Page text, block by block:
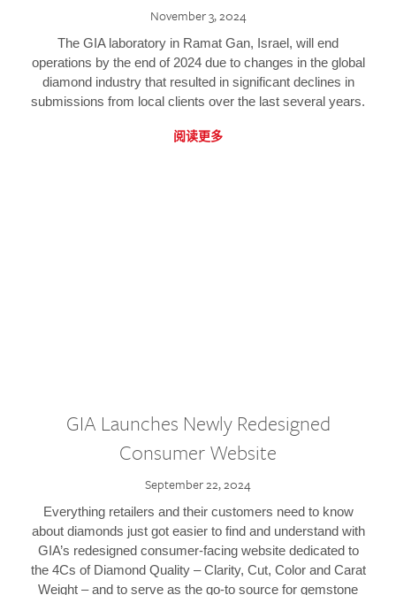
November 3, 2024
The GIA laboratory in Ramat Gan, Israel, will end
operations by the end of 2024 due to changes in the global
diamond industry that resulted in significant declines in
submissions from local clients over the last several years.
阅读更多
GIA Launches Newly Redesigned
Consumer Website
September 22, 2024
Everything retailers and their customers need to know
about diamonds just got easier to find and understand with
GIA’s redesigned consumer-facing website dedicated to
the 4Cs of Diamond Quality – Clarity, Cut, Color and Carat
Weight – and to serve as the go-to source for gemstone